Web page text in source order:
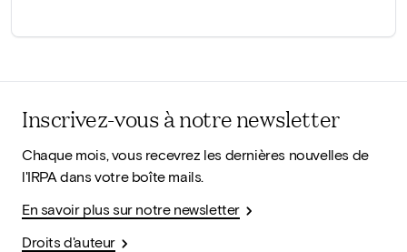
Inscrivez-vous à notre newsletter
Chaque mois, vous recevrez les dernières nouvelles de
l'IRPA dans votre boîte mails.
En savoir plus sur notre newsletter
Droits d'auteur